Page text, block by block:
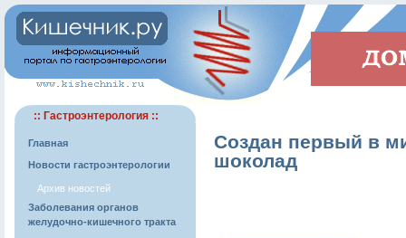
:: Гастроэнтерология ::
Главная
Новости гастроэнтерологии
Архив новостей
Заболевания органов
желудочно-кишечного тракта
Создан первый в
шоколад